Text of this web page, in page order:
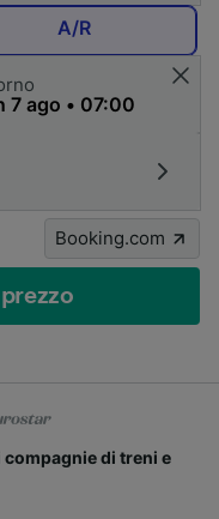
A/R
Booking.com
Unisciti ai